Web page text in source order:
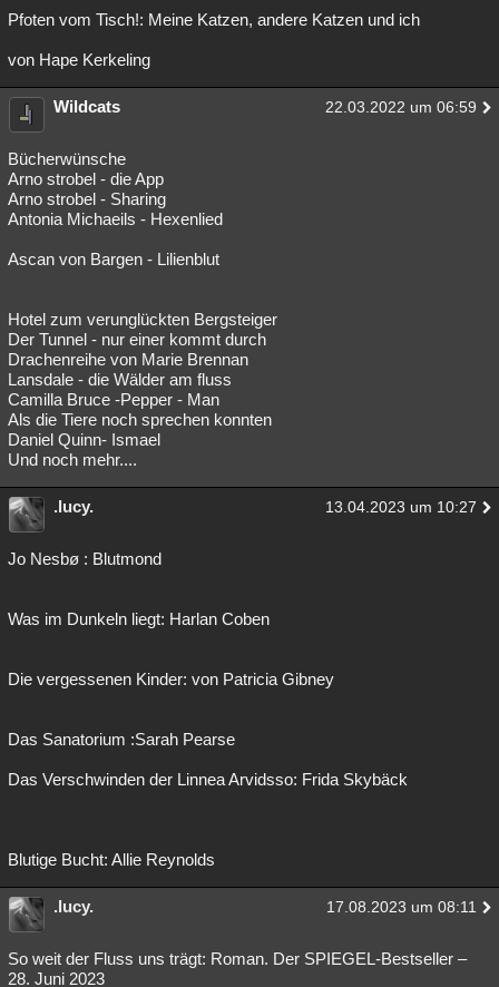
Pfoten vom Tisch!: Meine Katzen, andere Katzen und ich
von Hape Kerkeling
Wildcats 22.03.2022 um 06:59
Bücherwünsche
Arno strobel - die App
Arno strobel - Sharing
Antonia Michaeils - Hexenlied
Ascan von Bargen - Lilienblut
Hotel zum verunglückten Bergsteiger
Der Tunnel - nur einer kommt durch
Drachenreihe von Marie Brennan
Lansdale - die Wälder am fluss
Camilla Bruce -Pepper - Man
Als die Tiere noch sprechen konnten
Daniel Quinn- Ismael
Und noch mehr....
.lucy. 13.04.2023 um 10:27
Jo Nesbø : Blutmond
Was im Dunkeln liegt: Harlan Coben
Die vergessenen Kinder: von Patricia Gibney
Das Sanatorium :Sarah Pearse
Das Verschwinden der Linnea Arvidsso: Frida Skybäck
Blutige Bucht: Allie Reynolds
.lucy. 17.08.2023 um 08:11
So weit der Fluss uns trägt: Roman. Der SPIEGEL-Bestseller –
28. Juni 2023